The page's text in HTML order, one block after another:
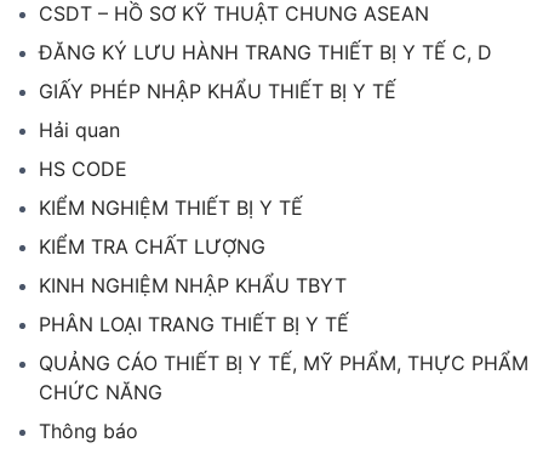
CSDT – HỒ SƠ KỸ THUẬT CHUNG ASEAN
ĐĂNG KÝ LƯU HÀNH TRANG THIẾT BỊ Y TẾ C, D
GIẤY PHÉP NHẬP KHẨU THIẾT BỊ Y TẾ
Hải quan
HS CODE
KIỂM NGHIỆM THIẾT BỊ Y TẾ
KIỂM TRA CHẤT LƯỢNG
KINH NGHIỆM NHẬP KHẨU TBYT
PHÂN LOẠI TRANG THIẾT BỊ Y TẾ
QUẢNG CÁO THIẾT BỊ Y TẾ, MỸ PHẨM, THỰC PHẨM
CHỨC NĂNG
Thông báo